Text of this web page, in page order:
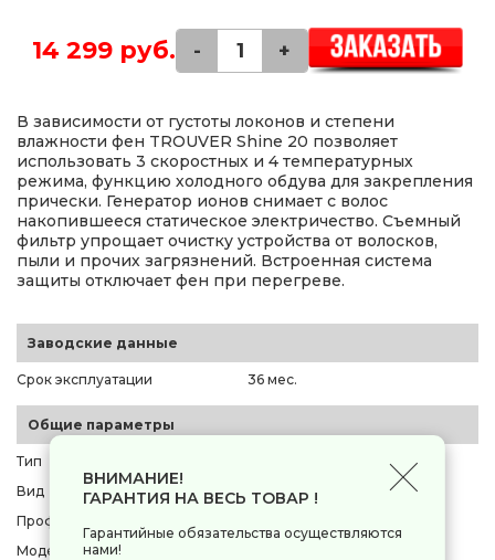
14 299 руб. - +
В зависимости от густоты локонов и степени
влажности фен TROUVER Shine 20 позволяет
использовать 3 скоростных и 4 температурных
режима, функцию холодного обдува для закрепления
прически. Генератор ионов снимает с волос
накопившееся статическое электричество. Съемный
фильтр упрощает очистку устройства от волосков,
пыли и прочих загрязнений. Встроенная система
защиты отключает фен при перегреве.
Заводские данные
Срок эксплуатации 36 мес.
Общие параметры
Тип
Вид
полноразмерный
Профессиональный фен
Модель
ВНИМАНИЕ!
ГАРАНТИЯ НА ВЕСЬ ТОВАР !
Гарантийные обязательства осуществляются
нами!